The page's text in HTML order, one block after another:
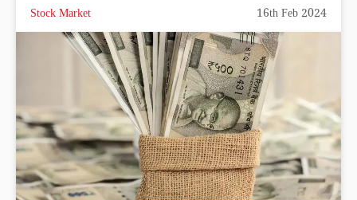
Stock Market 16th Feb 2024